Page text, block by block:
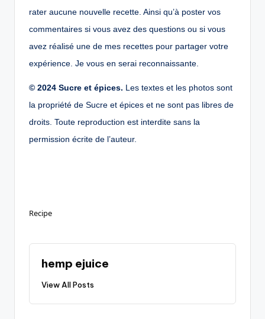
rater aucune nouvelle recette. Ainsi qu’à poster vos
commentaires si vous avez des questions ou si vous
avez réalisé une de mes recettes pour partager votre
expérience. Je vous en serai reconnaissante.
© 2024 Sucre et épices. Les textes et les photos sont
la propriété de Sucre et épices et ne sont pas libres de
droits. Toute reproduction est interdite sans la
permission écrite de l’auteur.
Recipe
hemp ejuice
View All Posts